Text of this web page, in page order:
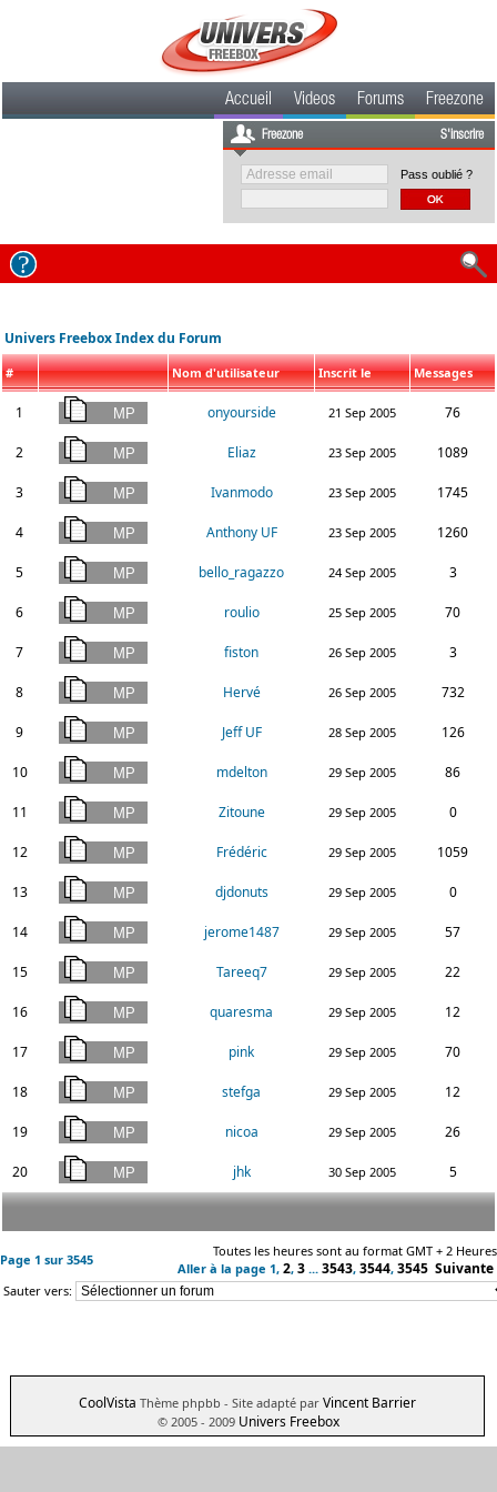
Accueil Videos Forums Freezone
Freezone S'inscrire
Pass oublié ?
Univers Freebox Index du Forum
# Nom d'utilisateur Inscrit le Messages
1 onyourside 21 Sep 2005 76
2 Eliaz 23 Sep 2005 1089
3 Ivanmodo 23 Sep 2005 1745
4 Anthony UF 23 Sep 2005 1260
5 bello_ragazzo 24 Sep 2005 3
6 roulio 25 Sep 2005 70
7 fiston 26 Sep 2005 3
8 Hervé 26 Sep 2005 732
9 Jeff UF 28 Sep 2005 126
10 mdelton 29 Sep 2005 86
11 Zitoune 29 Sep 2005 0
12 Frédéric 29 Sep 2005 1059
13 djdonuts 29 Sep 2005 0
14 jerome1487 29 Sep 2005 57
15 Tareeq7 29 Sep 2005 22
16 quaresma 29 Sep 2005 12
17 pink 29 Sep 2005 70
18 stefga 29 Sep 2005 12
19 nicoa 29 Sep 2005 26
20 jhk 30 Sep 2005 5
Page 1 sur 3545
Toutes les heures sont au format GMT + 2 Heures
Aller à la page 1, 2, 3 ... 3543, 3544, 3545 Suivante
Sauter vers:
CoolVista Thème phpbb - Site adapté par Vincent Barrier
© 2005 - 2009 Univers Freebox